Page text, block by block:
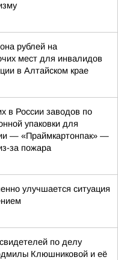
рублей на
мест для инвалидов
в Алтайском крае
в России заводов по
упаковки для
— «Праймкартонпак» —
за пожара
улучшается ситуация
по делу
Клюшниковой и её